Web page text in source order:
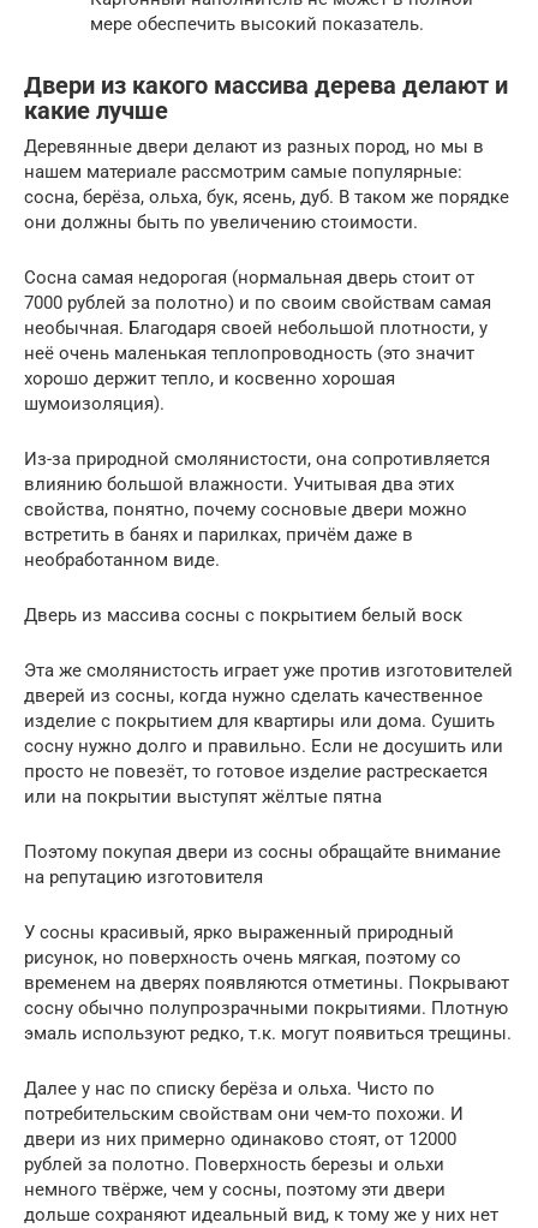
мере обеспечить высокий показатель.
Двери из какого массива дерева делают и
какие лучше
Деревянные двери делают из разных пород, но мы в
нашем материале рассмотрим самые популярные:
сосна, берёза, ольха, бук, ясень, дуб. В таком же порядке
они должны быть по увеличению стоимости.
Сосна самая недорогая (нормальная дверь стоит от
7000 рублей за полотно) и по своим свойствам самая
необычная. Благодаря своей небольшой плотности, у
неё очень маленькая теплопроводность (это значит
хорошо держит тепло, и косвенно хорошая
шумоизоляция).
Из-за природной смолянистости, она сопротивляется
влиянию большой влажности. Учитывая два этих
свойства, понятно, почему сосновые двери можно
встретить в банях и парилках, причём даже в
необработанном виде.
Дверь из массива сосны с покрытием белый воск
Эта же смолянистость играет уже против изготовителей
дверей из сосны, когда нужно сделать качественное
изделие с покрытием для квартиры или дома. Сушить
сосну нужно долго и правильно. Если не досушить или
просто не повезёт, то готовое изделие растрескается
или на покрытии выступят жёлтые пятна
Поэтому покупая двери из сосны обращайте внимание
на репутацию изготовителя
У сосны красивый, ярко выраженный природный
рисунок, но поверхность очень мягкая, поэтому со
временем на дверях появляются отметины. Покрывают
сосну обычно полупрозрачными покрытиями. Плотную
эмаль используют редко, т.к. могут появиться трещины.
Далее у нас по списку берёза и ольха. Чисто по
потребительским свойствам они чем-то похожи. И
двери из них примерно одинаково стоят, от 12000
рублей за полотно. Поверхность березы и ольхи
немного твёрже, чем у сосны, поэтому эти двери
дольше сохраняют идеальный вид, к тому же у них нет